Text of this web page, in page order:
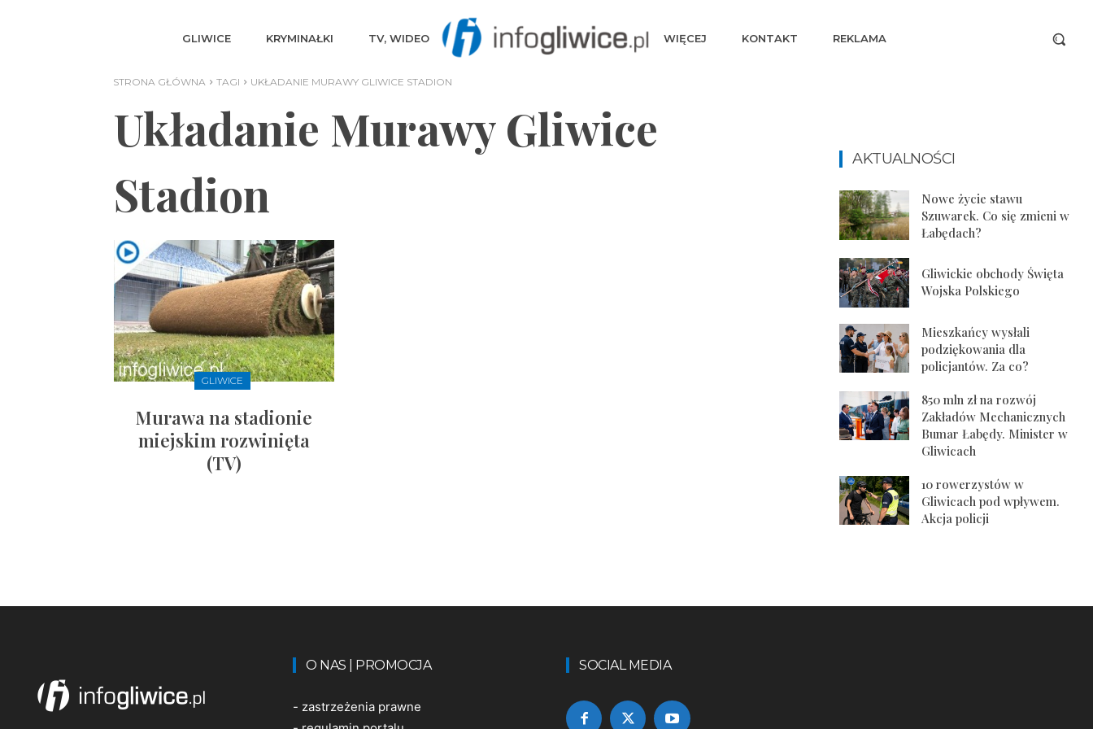
GLIWICE KRYMINAŁKI TV, WIDEO WIĘCEJ KONTAKT REKLAMA
STRONA GŁÓWNA TAGI UKŁADANIE MURAWY GLIWICE STADION
Układanie Murawy Gliwice
Stadion
GLIWICE
Murawa na stadionie
miejskim rozwinięta
(TV)
AKTUALNOŚCI
Nowe życie stawu
Szuwarek. Co się zmieni w
Łabędach?
Gliwickie obchody Święta
Wojska Polskiego
Mieszkańcy wysłali
podziękowania dla
policjantów. Za co?
850 mln zł na rozwój
Zakładów Mechanicznych
Bumar Łabędy. Minister w
Gliwicach
10 rowerzystów w
Gliwicach pod wpływem.
Akcja policji
O NAS | PROMOCJA
- zastrzeżenia prawne
SOCIAL MEDIA